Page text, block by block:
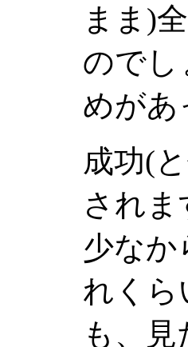
まま)
のでし
めがあ
成功(
され
少なか
れくら
も、